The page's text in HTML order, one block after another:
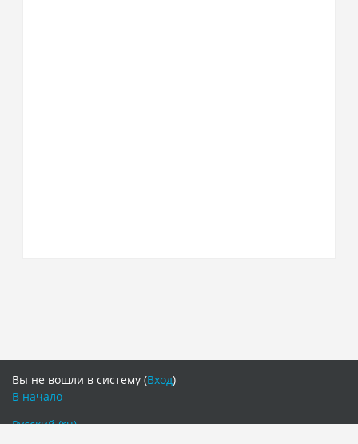
Вы не вошли в систему (Вход)
В начало
Русский ‎(ru)‎